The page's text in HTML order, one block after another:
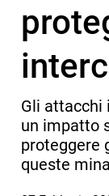
Gli attacchi
un impatto
proteggere
queste